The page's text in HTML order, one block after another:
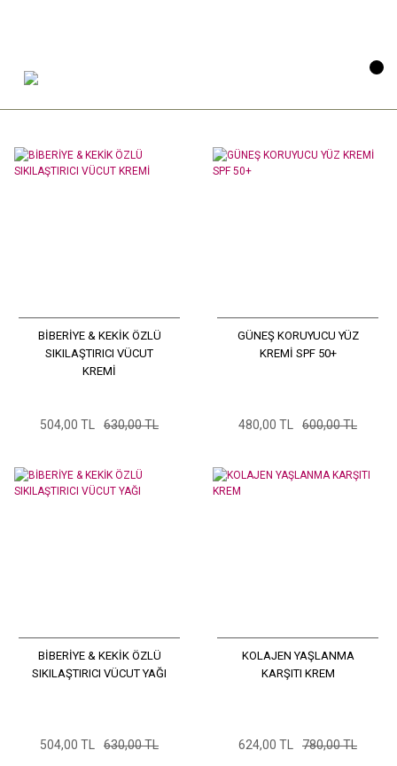
BİBERİYE & KEKİK ÖZLÜ
SIKILAŞTIRICI VÜCUT
KREMİ
504,00 TL 630,00 TL
GÜNEŞ KORUYUCU YÜZ
KREMİ SPF 50+
480,00 TL 600,00 TL
BİBERİYE & KEKİK ÖZLÜ
SIKILAŞTIRICI VÜCUT YAĞI
504,00 TL 630,00 TL
KOLAJEN YAŞLANMA
KARŞITI KREM
624,00 TL 780,00 TL